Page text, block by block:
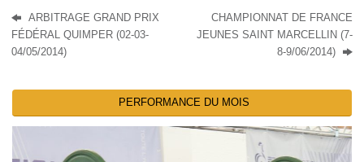
ARBITRAGE GRAND PRIX
FÉDÉRAL QUIMPER (02-03-
04/05/2014)
CHAMPIONNAT DE FRANCE
JEUNES SAINT MARCELLIN (7-
8-9/06/2014)
PERFORMANCE DU MOIS